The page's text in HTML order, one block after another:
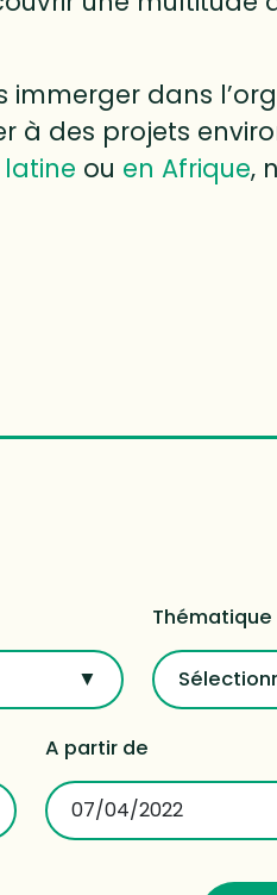
immerger dans
à des projets
ou en Afrique,
Thématique
A partir de